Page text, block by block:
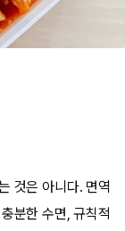
것은 아니다. 면역
분한 수면, 규칙적